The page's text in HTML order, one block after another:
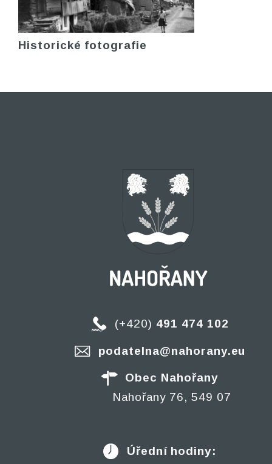
Historické fotografie
(+420) 491 474 102
podatelna@nahorany.eu
Obec Nahořany
Nahořany 76, 549 07
Úřední hodiny: